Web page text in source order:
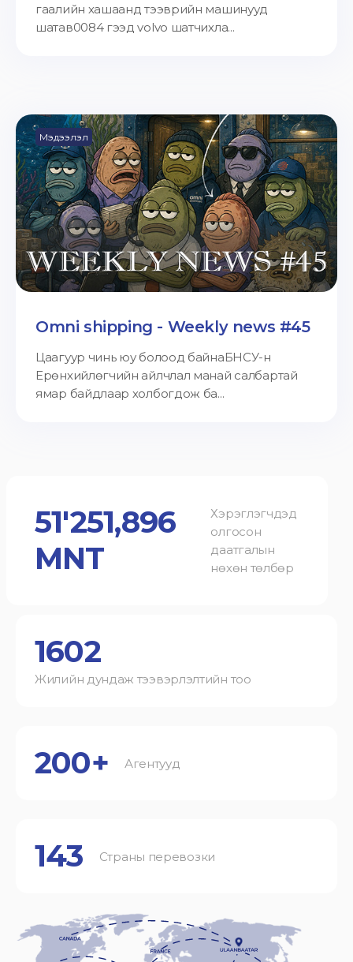
гаалийн хашаанд тээврийн машинууд
шатав0084 гээд volvo шатчихла...
Мэдээлэл
Omni shipping - Weekly news #45
Цаагуур чинь юу болоод байнаБНСУ-н
Ерөнхийлөгчийн айлчлал манай салбартай
ямар байдлаар холбогдож ба...
51'251,896
MNT
Хэрэглэгчдэд
олгосон
даатгалын
нөхөн төлбөр
1602
Жилийн дундаж тээвэрлэлтийн тоо
200+ Агентууд
143 Страны перевозки